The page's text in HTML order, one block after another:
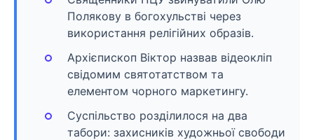
Полякову в богохульстві через
використання релігійних образів.
Архієпископ Віктор назвав відеокліп
свідомим святотатством та
елементом чорного маркетингу.
Суспільство розділилося на два
табори: захисників художньої свободи